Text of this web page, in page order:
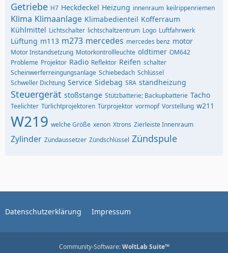
Getriebe H7 Heckdeckel Heizung innenraum keilrippenriemen
Klima Klimaanlage Klimabedienteil Kofferraum
Kühlmittel Lichtschalter lichtschaltzentrum Logo Luftfahrwerk
Lüftung m113 m273 mercedes mercedes benz motor
Motor Instandsetzung Motorkontrollleuchte oldtimer OM642
Probleme Projektor Radio Reflektor Reifen schalter
Scheinwerferreingungsanlage Schiebedach Schlüssel
Schweller Dichtung Service Sidebag SRA standheizung
Steuergerät stoßstange Stützbatterie; Backupbatterie Tacho
Teelichter Türlichtprojektoren Türprojektor vormopf Vorstellung w211
W219 welche Größe xenon Xtrons Zierleiste Innenraum
Zylinder Zündaussetzer Zündschlüssel Zündspule
Datenschutzerklärung Impressum
Community-Software:WoltLab Suite™